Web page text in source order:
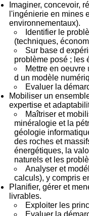
Imaginer, concevoir,
l'ingénierie en mines
environnementaux).
Identifier le
(techniques,
Sur base d
problème posé ; les
Mettre en
d un modèle
Evaluer la
Mobiliser un
expertise et
Maîtriser et
minéralogie et la
géologie
des roches et
énergétiques, la
naturels et les
Analyser et
calculs), y compris
Planifier, gérer et
livrables.
Exploiter les
Evaluer la